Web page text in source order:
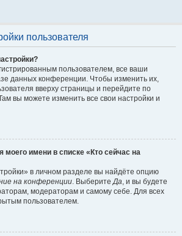
пользователя
пользователем, все ваши
данных конференции. Чтобы изменить их,
вверху страницы и перейдите по
вы можете изменить все свои настройки и
моего имени в списке «Кто сейчас на
в личном разделе вы найдёте опцию
на конференции. ВыберитеДа, и вы будете
модераторам и самому себе. Для всех
пользователем.